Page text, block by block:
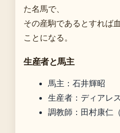
た名馬で、
その産駒であるとすれば
ことになる。
生産者と馬主
馬主：石井輝昭
生産者：ディアレ
調教師：田村康仁（